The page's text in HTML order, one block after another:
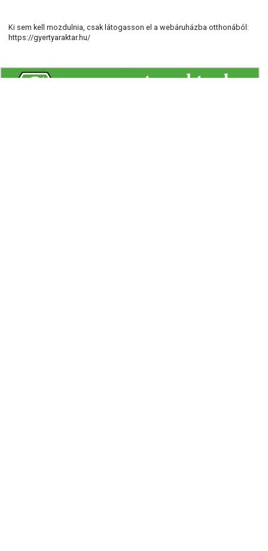
Ki sem kell mozdulnia, csak látogasson el a webáruházba otthonából:
https://gyertyaraktar.hu/